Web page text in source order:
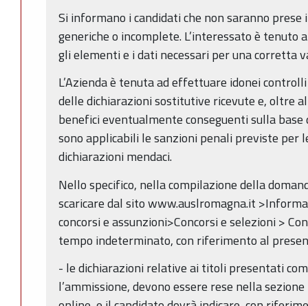
Si informano i candidati che non saranno
generiche o incomplete. L’interessato è
gli elementi e i dati necessari per una corretta
L’Azienda è tenuta ad effettuare idonei
delle dichiarazioni sostitutive ricevute e, oltre
benefici eventualmente conseguenti sulla
sono applicabili le sanzioni penali previste per
dichiarazioni mendaci.
Nello specifico, nella compilazione della
scaricare dal sito www.auslromagna.it
concorsi e assunzioni>Concorsi e selezioni >
tempo indeterminato, con riferimento al
- le dichiarazioni relative ai titoli presentati
l’ammissione, devono essere rese nella